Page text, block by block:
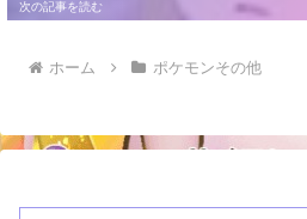
ホーム ポケモンその他